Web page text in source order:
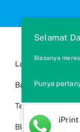
Layanan Kami
Bahan Kain
Testimonials
Blog
Selamat
Biasanya
Punya
iPrint